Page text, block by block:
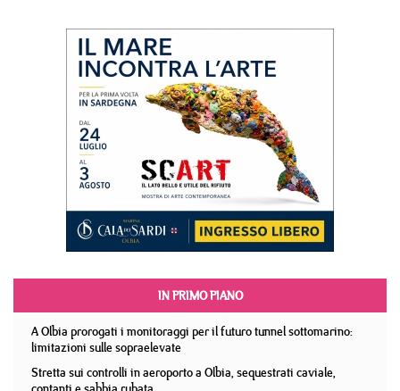
IN PRIMO PIANO
A Olbia prorogati i monitoraggi per il futuro tunnel sottomarino:
limitazioni sulle sopraelevate
Stretta sui controlli in aeroporto a Olbia, sequestrati caviale,